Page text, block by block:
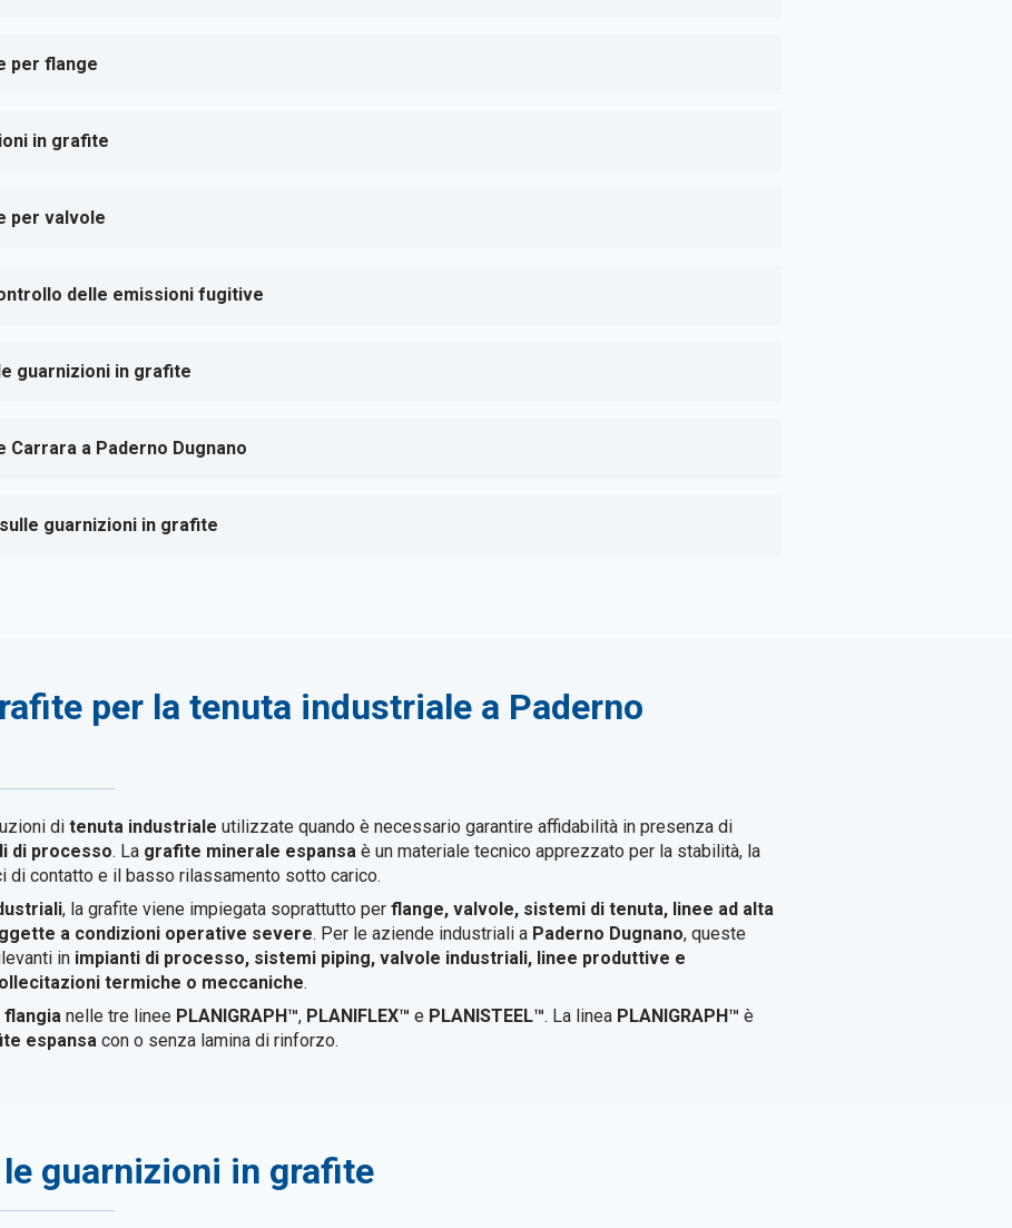
per flange
in grafite
per valvole
delle emissioni fugitive
guarnizioni in grafite
Carrara a Paderno Dugnano
guarnizioni in grafite
per la tenuta industriale a Paderno
di tenuta industriale utilizzate quando è necessario garantire affidabilità in presenza di
di processo. La grafite minerale espansa è un materiale tecnico apprezzato per la stabilità, la
di contatto e il basso rilassamento sotto carico.
, la grafite viene impiegata soprattutto per flange, valvole, sistemi di tenuta, linee ad alta
a condizioni operative severe. Per le aziende industriali a Paderno Dugnano, queste
in impianti di processo, sistemi piping, valvole industriali, linee produttive e
termiche o meccaniche.
flangia nelle tre linee PLANIGRAPH™, PLANIFLEX™ e PLANISTEEL™. La linea PLANIGRAPH™ è
espansa con o senza lamina di rinforzo.
guarnizioni in grafite